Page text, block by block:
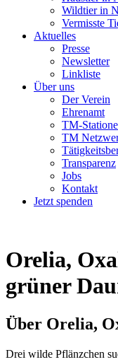
Wildtier in
Vermisste
Aktuelles
Presse
Newsletter
Linkliste
Über uns
Der Verein
Ehrenamt
TM-
TM
Transparenz
Jobs
Kontakt
Jetzt spenden
Orelia,
grüner
Über Orelia,
Drei wilde Pflänzchen